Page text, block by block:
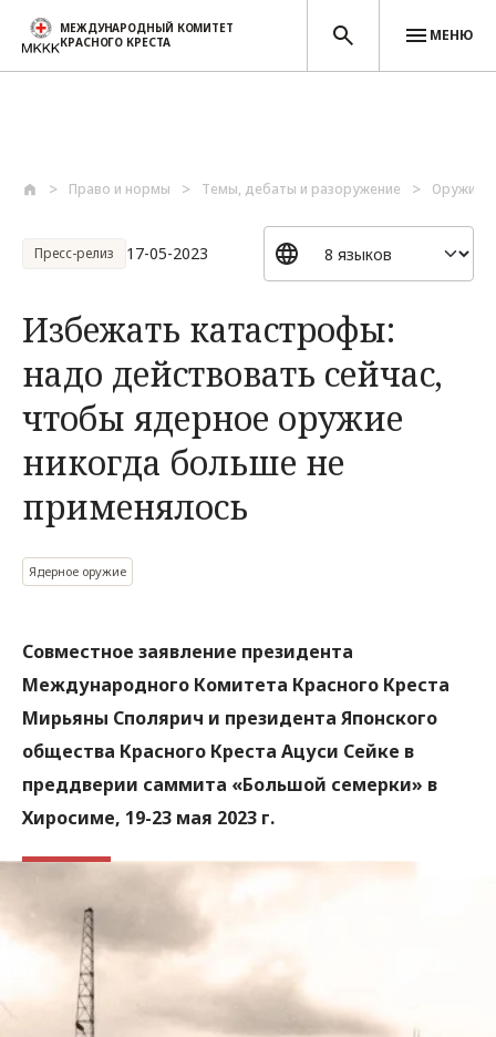
МЕЖДУНАРОДНЫЙ КОМИТЕТ
КРАСНОГО КРЕСТА
МЕНЮ
Право и нормы Темы, дебаты и разоружение Оружие
Пресс-релиз 17-05-2023
Избежать катастрофы:
надо действовать сейчас,
чтобы ядерное оружие
никогда больше не
применялось
Ядерное оружие
Совместное заявление президента
Международного Комитета Красного Креста
Мирьяны Сполярич и президента Японского
общества Красного Креста Ацуси Сейке в
преддверии саммита «Большой семерки» в
Хиросиме, 19-23 мая 2023 г.